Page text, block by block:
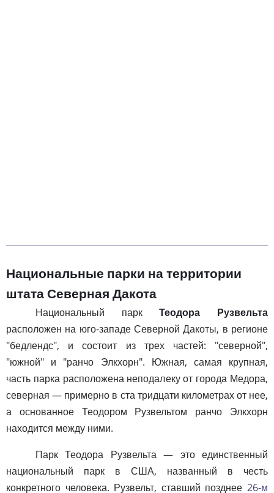
Национальные парки на территории
штата Северная Дакота
Национальный паркТеодора Рузвельта
расположен на юго-западе Северной Дакоты, в регионе
"бедлендс", и состоит из трех частей: "северной",
"южной" и "ранчо Элкхорн". Южная, самая крупная,
часть парка расположена неподалеку от города Медора,
северная — примерно в ста тридцати километрах от нее,
а основанное Теодором Рузвельтом ранчо Элкхорн
находится между ними.
Парк Теодора Рузвельта — это единственный
национальный парк в США, названный в честь
конкретного человека. Рузвельт, ставший позднее 26-м